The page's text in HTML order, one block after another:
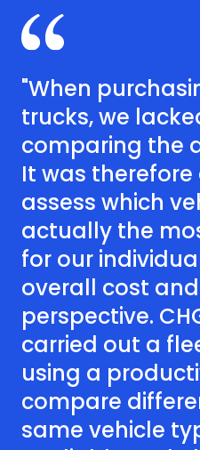
"When
trucks, we
comparing the
It was
assess which
actually the
for our
overall cost
perspective.
carried out a
using a
compare
same vehicle